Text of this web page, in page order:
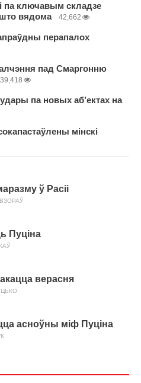
па ключавым складзе
вядома
42,662
перапалох
пад Смаргонню
39,418
па новых аб’ектах на
мінскі
ў Расіі
Пуціна
верасня
асноўны міф Пуціна